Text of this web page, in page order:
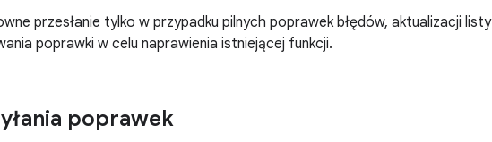
przesłanie tylko w przypadku pilnych poprawek błędów, aktualizacji listy
poprawki w celu naprawienia istniejącej funkcji.
poprawek